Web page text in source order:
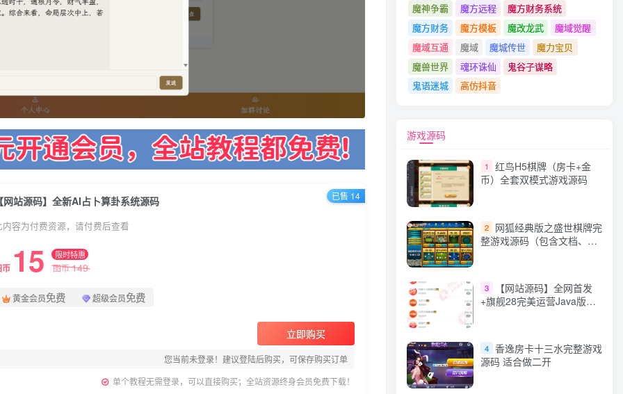
网站源码】全新AI占卜算卦系统源码
内容为付费资源，请付费后查看
币 15 限时特惠
图币149
黄金会员免费 超级会员免费
立即购买
您当前未登录！建议登陆后购买，可保存购买订单
单个教程无需登录，可以直接购买；全站资源终身会员免费下载！
已售 14
魔神争霸
魔方远程
魔方财务系统
魔方财务
魔方模板 魔改龙武
魔域觉醒
魔域互通
魔域 魔城传世
魔力宝贝
魔兽世界
魂环诛仙
鬼谷子谋略
鬼语迷城
高仿抖音
游戏源码
1
红鸟H5棋牌（房卡+金
币）全套双模式游戏源码
2
网狐经典版之盛世棋牌完
整游戏源码（包含文档、架
3
【网站源码】全网首发
+旗舰28完美运营Java版高
4 香逸房卡十三水完整游戏
源码 适合做二开